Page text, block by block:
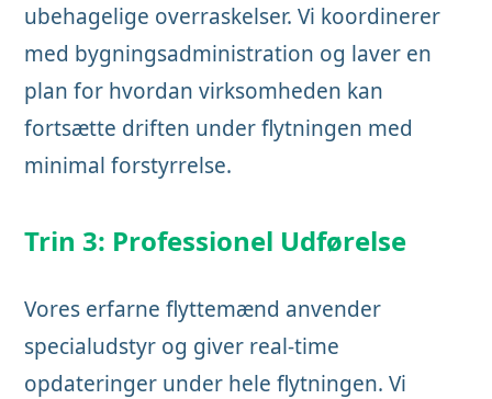
ubehagelige overraskelser. Vi koordinerer
med bygningsadministration og laver en
plan for hvordan virksomheden kan
fortsætte driften under flytningen med
minimal forstyrrelse.
Trin 3: Professionel Udførelse
Vores erfarne flyttemænd anvender
specialudstyr og giver real-time
opdateringer under hele flytningen. Vi